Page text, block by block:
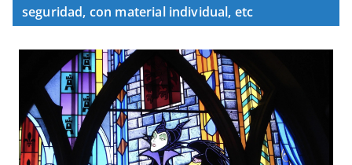
seguridad, con material individual, etc